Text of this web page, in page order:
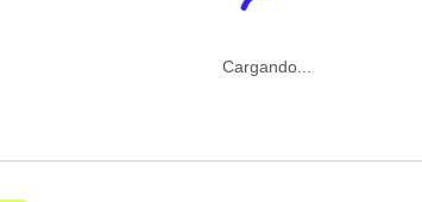
Cargando...